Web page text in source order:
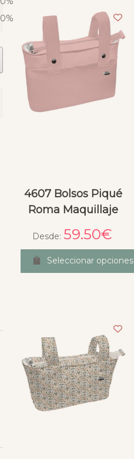
4607 Bolsos Piqué
Roma Maquillaje
Desde: 59.50€
Seleccionar opciones
un sábado por la tarde,
enviando fotos y vídeos de
las telas, ofreciendo
opciones, consejo...Lo dicho,
hay tiendas y luego están
este tipo de empresas en las
que da gusto gastar el
dinero
0%